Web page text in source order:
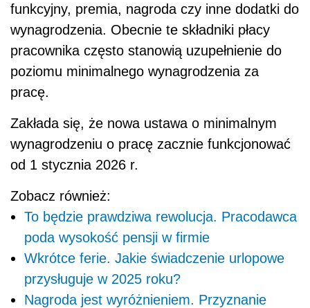
funkcyjny, premia, nagroda czy inne dodatki do
wynagrodzenia. Obecnie te składniki płacy
pracownika często stanowią uzupełnienie do
poziomu minimalnego wynagrodzenia za
pracę.
Zakłada się, że nowa ustawa o minimalnym
wynagrodzeniu o pracę zacznie funkcjonować
od 1 stycznia 2026 r.
Zobacz również:
To będzie prawdziwa rewolucja. Pracodawca
poda wysokość pensji w firmie
Wkrótce ferie. Jakie świadczenie urlopowe
przysługuje w 2025 roku?
Nagroda jest wyróżnieniem. Przyznanie